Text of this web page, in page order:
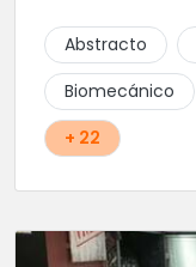
Abstracto
Biomecánico
+ 22